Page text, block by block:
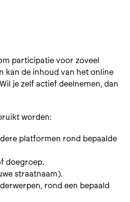
participatie voor zoveel
kan de inhoud van het online
je zelf actief deelnemen, dan
worden:
platformen rond bepaalde
doegroep.
straatnaam).
rond een bepaald